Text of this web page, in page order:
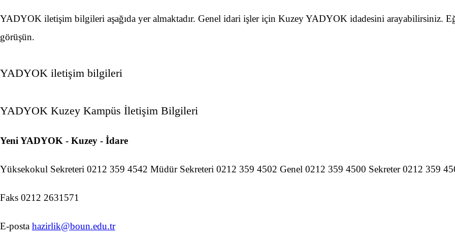
YADYOK iletişim bilgileri aşağıda yer almaktadır. Genel idari işler için Kuzey YADYOK idadesini arayabilirsiniz.
görüşün.
YADYOK iletişim bilgileri
YADYOK Kuzey Kampüs İletişim Bilgileri
Yeni YADYOK - Kuzey - İdare
Yüksekokul Sekreteri 0212 359 4542 Müdür Sekreteri 0212 359 4502 Genel 0212 359 4500 Sekreter 0212 359
Faks 0212 2631571
E-posta hazirlik@boun.edu.tr